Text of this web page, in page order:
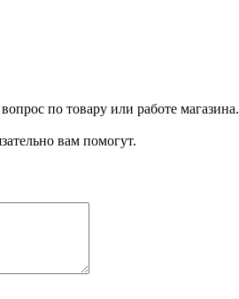
по товару или работе магазина.
вам помогут.